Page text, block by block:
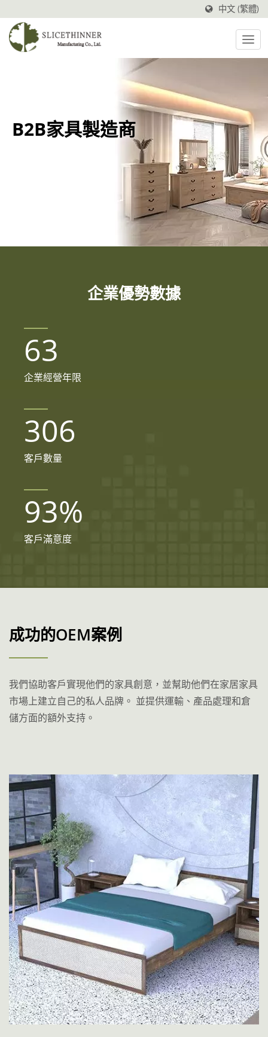
中文 (繁體)
B2B家具製造商
企業優勢數據
63
企業經營年限
306
客戶數量
93%
客戶滿意度
成功的OEM案例
我們協助客戶實現他們的家具創意，並幫助他們在家居家具
市場上建立自己的私人品牌。 並提供運輸、產品處理和倉
儲方面的額外支持。